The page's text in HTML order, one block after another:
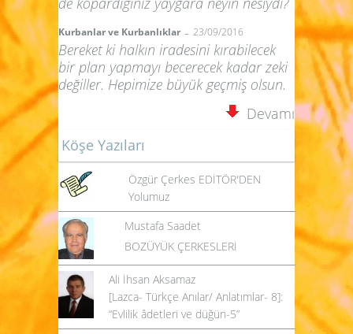
Kurbanlar ve Kurbanlıklar - 23/09/2016
Bereket ki halkın iradesini kırabilecek
bir plan yapmayı becerecek kadar zeki
değiller. Hepimize büyük geçmiş olsun.
Devamı
Köşe Yazıları
Özgür Çerkes EDİTÖR'DEN
Yolumuz
Mustafa Saadet
BOZÜYÜK ÇERKESLERİ
Ali İhsan Aksamaz
[Lazca- Türkçe Anılar/ Anlatımlar- 8]:
“Evlilik âdetleri ve düğün-5”